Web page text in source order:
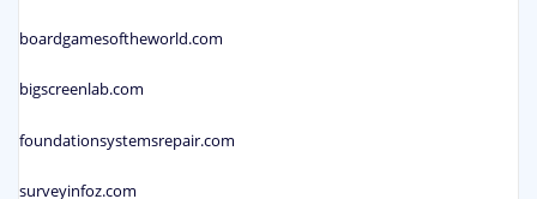
boardgamesoftheworld.com
bigscreenlab.com
foundationsystemsrepair.com
surveyinfoz.com